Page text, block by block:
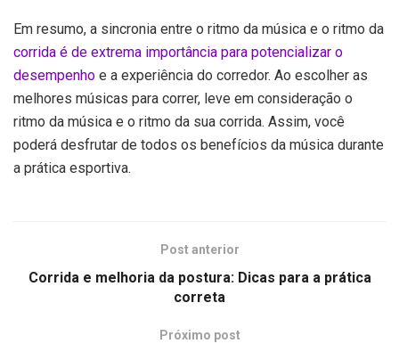
Em resumo, a sincronia entre o ritmo da música e o ritmo da
corrida é de extrema importância para potencializar o
desempenho e a experiência do corredor. Ao escolher as
melhores músicas para correr, leve em consideração o
ritmo da música e o ritmo da sua corrida. Assim, você
poderá desfrutar de todos os benefícios da música durante
a prática esportiva.
Post anterior
Corrida e melhoria da postura: Dicas para a prática
correta
Próximo post